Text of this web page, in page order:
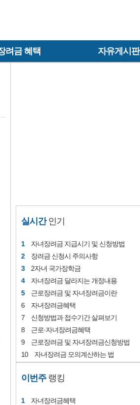
려금 혜택 자유게시판
실시간인기
자녀장려금 지급시기 및 신청방법
장려금 신청시 주의사항
2자녀 국가장학금
자녀장려금 달라지는 개정내용
근로장려금 및 자녀장려금이란
자녀장려금혜택
신청방법과 접수기간 살펴보기
근로·자녀장려금혜택
근로장려금 및 자녀장려금신청방법
자녀장려금 모의계산하는 법
이번주랭킹
자녀장려금혜택